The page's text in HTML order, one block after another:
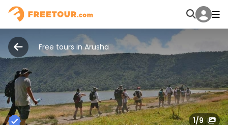
Free tours in Arusha
1/9